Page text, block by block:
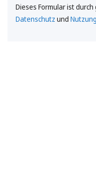
Dieses Formular ist
Datenschutz und